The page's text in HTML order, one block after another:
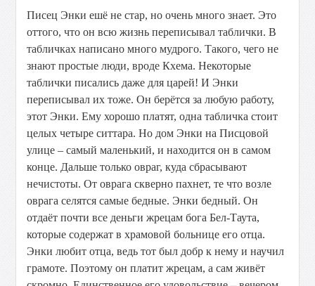
Писец Энки ешё не стар, но очень много знает. Это
оттого, что он всю жизнь переписывал таблички. В
табличках написано много мудрого. Такого, чего не
знают простые люди, вроде Кхема. Некоторые
таблички писались даже для царей! И Энки
переписывал их тоже. Он берётся за любую работу,
этот Энки. Ему хорошо платят, одна табличка стоит
целых четыре ситтара. Но дом Энки на Писцовой
улице – самый маленький, и находится он в самом
конце. Дальше только овраг, куда сбрасывают
нечистоты. От оврага скверно пахнет, те что возле
оврага селятся самые бедные. Энки бедный. Он
отдаёт почти все деньги жрецам бога Бел-Таута,
которые содержат в храмовой больнице его отца.
Энки любит отца, ведь тот был добр к нему и научил
грамоте. Поэтому он платит жрецам, а сам живёт